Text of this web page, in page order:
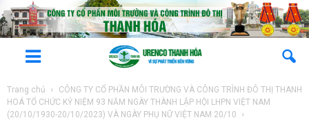
Trang chủ
CÔNG TY CỔ PHẦN MÔI TRƯỜNG VÀ CÔNG TRÌNH ĐÔ THỊ THANH
HOÁ TỔ CHỨC KỶ NIỆM 93 NĂM NGÀY THÀNH LẬP HỘI LHPN VIỆT NAM
(20/10/1930-20/10/2023) VÀ NGÀY PHỤ NỮ VIỆT NAM 20/10